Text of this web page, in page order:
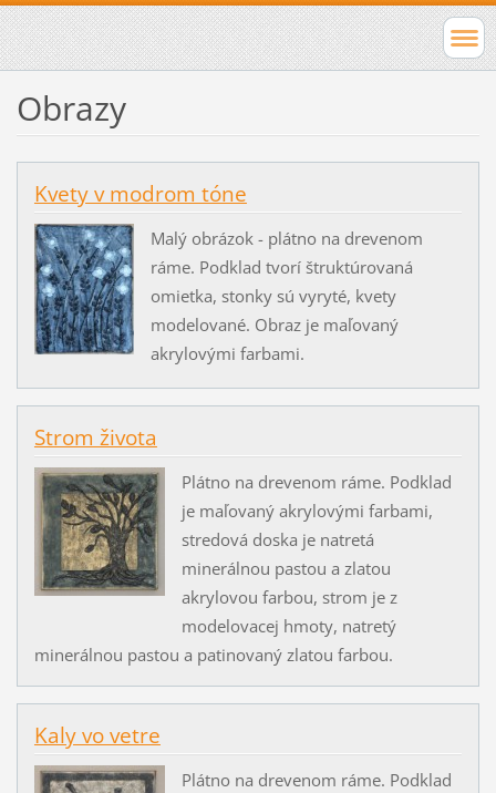
Obrazy
Kvety v modrom tóne
Malý obrázok - plátno na drevenom
ráme. Podklad tvorí štruktúrovaná
omietka, stonky sú vyryté, kvety
modelované. Obraz je maľovaný
akrylovými farbami.
Strom života
Plátno na drevenom ráme. Podklad
je maľovaný akrylovými farbami,
stredová doska je natretá
minerálnou pastou a zlatou
akrylovou farbou, strom je z
modelovacej hmoty, natretý
minerálnou pastou a patinovaný zlatou farbou.
Kaly vo vetre
Plátno na drevenom ráme. Podklad